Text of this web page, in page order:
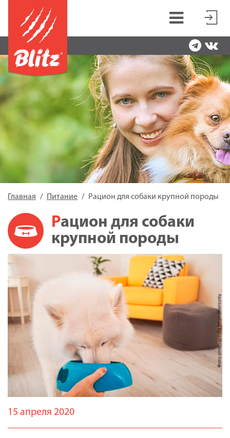
Главная Питание Рацион для собаки крупной породы
Рацион для собаки
крупной породы
15 апреля 2020